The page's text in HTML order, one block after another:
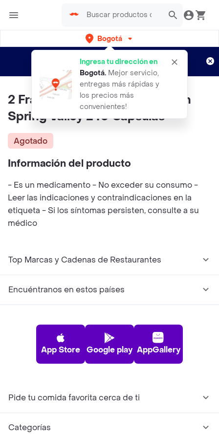
Bogotá
Ingresa tu dirección en
Bogotá. Mejor servicio,
entregas más rápidas y
los precios más
convenientes!
envíos gratis por semanas
Aplican TyC
2 Frascos Niacina B3 Free Flush
Spring Valley 240 Cápsulas
Agotado
Información del producto
- Es un medicamento - No exceder su consumo -
Leer las indicaciones y contraindicaciones en la
etiqueta - Si los síntomas persisten, consulte a su
médico
Top Marcas y Cadenas de Restaurantes
Encuéntranos en estos países
App Store Google play AppGallery
Pide tu comida favorita cerca de ti
Categorías